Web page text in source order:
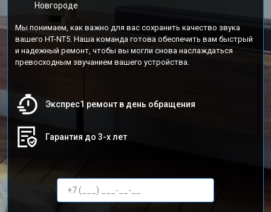
Новгороде
Мы понимаем, как важно для вас сохранить качество звука
вашего HT-NT5. Наша команда готова обеспечить вам быстрый
и надежный ремонт, чтобы вы могли снова наслаждаться
превосходным звучанием вашего устройства.
Экспрес1 ремонт в день обращения
Гарантия до 3-х лет